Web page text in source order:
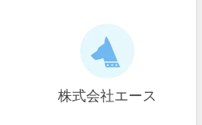
株式会社エース